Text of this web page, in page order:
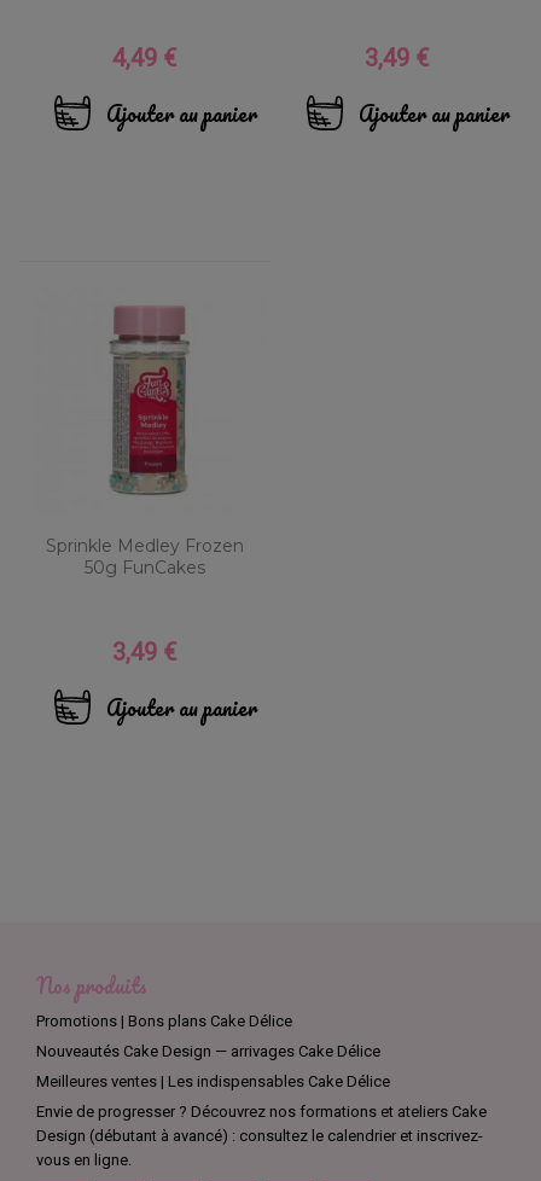
Prix
4,49 €
Ajouter au panier
Prix
3,49 €
Ajouter au panier
Sprinkle Medley Frozen
50g FunCakes
Prix
3,49 €
Ajouter au panier
Nos produits
Promotions | Bons plans Cake Délice
Nouveautés Cake Design — arrivages Cake Délice
Meilleures ventes | Les indispensables Cake Délice
Envie de progresser ? Découvrez nos formations et ateliers Cake
Design (débutant à avancé) : consultez le calendrier et inscrivez-
vous en ligne.